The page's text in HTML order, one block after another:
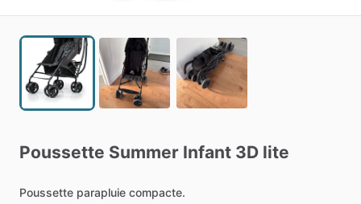
Poussette Summer Infant 3D lite
Poussette parapluie compacte.